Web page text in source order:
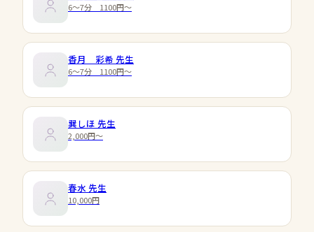
6～7分 1100円～
香月 彩希 先生
6～7分 1100円～
巽しほ 先生
2,000円〜
春水 先生
10,000円